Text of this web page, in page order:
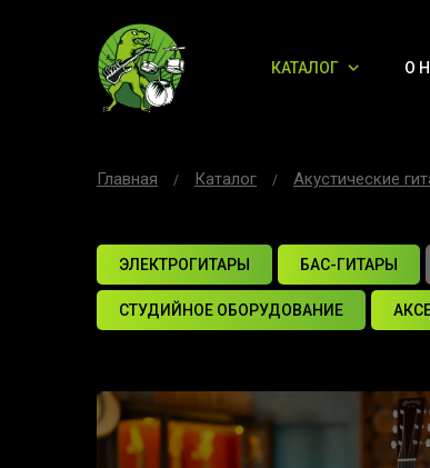
КАТАЛОГ О
Главная Каталог Акустические
ЭЛЕКТРОГИТАРЫ БАС-ГИТАРЫ
СТУДИЙНОЕ ОБОРУДОВАНИЕ